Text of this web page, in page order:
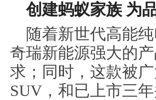
创建蚂蚁家族 为
随着新世代高能
奇瑞新能源强大的
求；同时，这款被
SUV，和已上市三